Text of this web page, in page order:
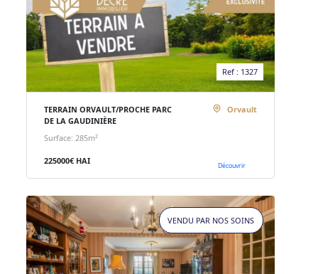
Ref : 1327
TERRAIN ORVAULT/PROCHE PARC
DE LA GAUDINIÈRE
Orvault
Surface: 285m²
225000€ HAI Découvrir
VENDU PAR NOS SOINS